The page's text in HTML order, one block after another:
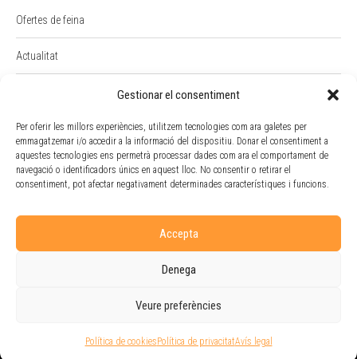
Gestionar el consentiment
Per oferir les millors experiències, utilitzem tecnologies com ara galetes per
emmagatzemar i/o accedir a la informació del dispositiu. Donar el consentiment a
aquestes tecnologies ens permetrà processar dades com ara el comportament de
navegació o identificadors únics en aquest lloc. No consentir o retirar el
consentiment, pot afectar negativament determinades característiques i funcions.
Accepta
Denega
Veure preferències
Política de cookiesPolítica de privacitatAvís legal
Ofertes de feina
Actualitat
Intranet
Portal Empleat
© 2026